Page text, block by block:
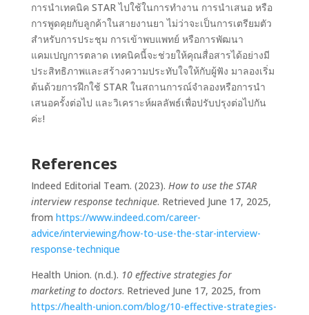
การนำเทคนิค STAR ไปใช้ในการทำงาน การนำเสนอ หรือ
การพูดคุยกับลูกค้าในสายงานยา ไม่ว่าจะเป็นการเตรียมตัว
สำหรับการประชุม การเข้าพบแพทย์ หรือการพัฒนา
แคมเปญการตลาด เทคนิคนี้จะช่วยให้คุณสื่อสารได้อย่างมี
ประสิทธิภาพและสร้างความประทับใจให้กับผู้ฟัง มาลองเริ่ม
ต้นด้วยการฝึกใช้ STAR ในสถานการณ์จำลองหรือการนำ
เสนอครั้งต่อไป และวิเคราะห์ผลลัพธ์เพื่อปรับปรุงต่อไปกัน
ค่ะ!
References
Indeed Editorial Team. (2023). How to use the STAR
interview response technique. Retrieved June 17, 2025,
from https://www.indeed.com/career-
advice/interviewing/how-to-use-the-star-interview-
response-technique
Health Union. (n.d.). 10 effective strategies for
marketing to doctors. Retrieved June 17, 2025, from
https://health-union.com/blog/10-effective-strategies-